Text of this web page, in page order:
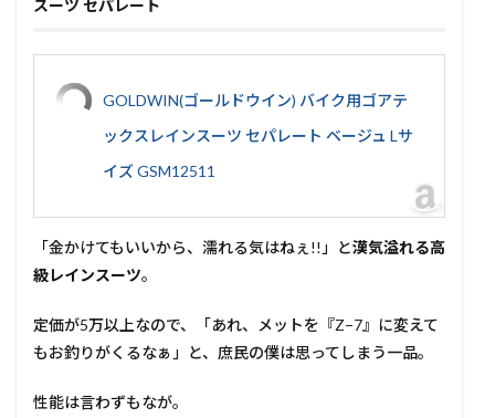
スーツ セパレート
GOLDWIN(ゴールドウイン) バイク用ゴアテ
ックスレインスーツ セパレート ベージュ Lサ
イズ GSM12511
「金かけてもいいから、濡れる気はねぇ!!」と漢気溢れる高
級レインスーツ。
定価が5万以上なので、「あれ、メットを『Z−7』に変えて
もお釣りがくるなぁ」と、庶民の僕は思ってしまう一品。
性能は言わずもなが。